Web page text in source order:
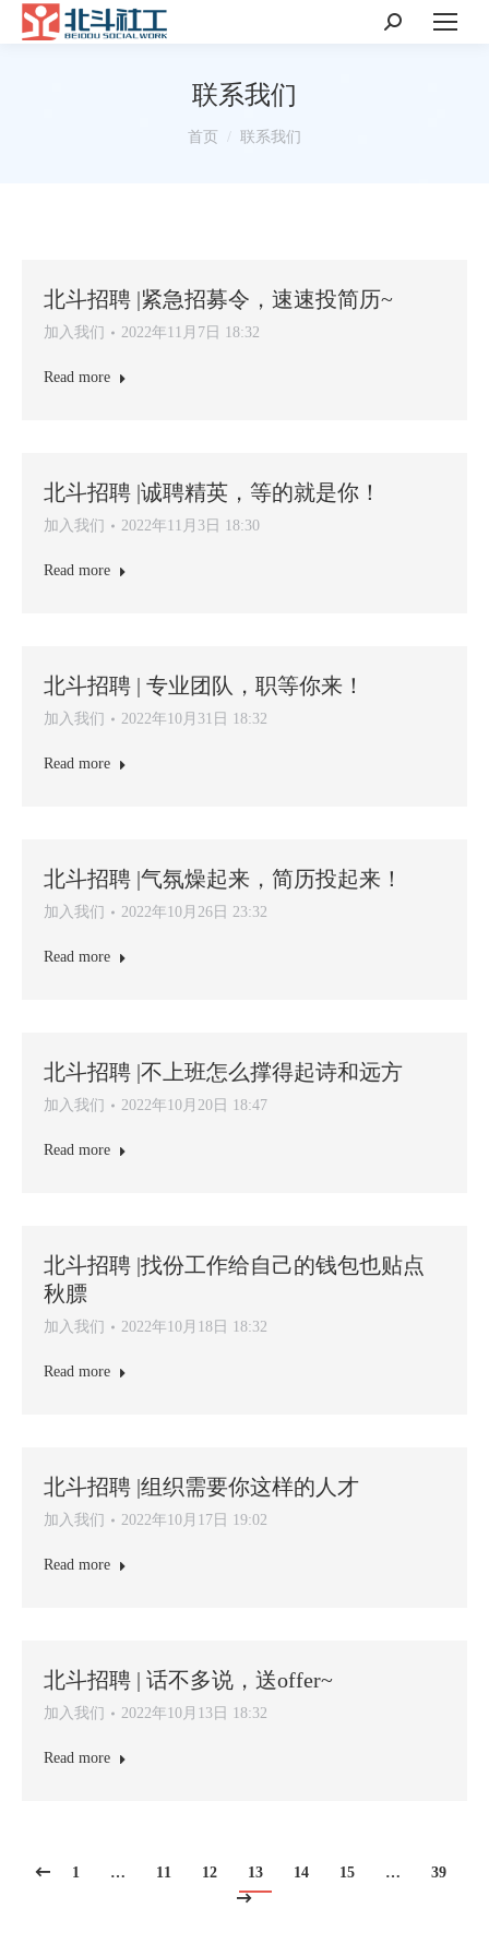
搜
联系我们
你在这里：
首页 联系我们
北斗招聘 |紧急招募令，速速投简历~
加入我们 2022年11月7日 18:32
Read more
北斗招聘 |诚聘精英，等的就是你！
加入我们 2022年11月3日 18:30
Read more
北斗招聘 | 专业团队，职等你来！
加入我们 2022年10月31日 18:32
Read more
北斗招聘 |气氛燥起来，简历投起来！
加入我们 2022年10月26日 23:32
Read more
北斗招聘 |不上班怎么撑得起诗和远方
加入我们 2022年10月20日 18:47
Read more
北斗招聘 |找份工作给自己的钱包也贴点
秋膘
加入我们 2022年10月18日 18:32
Read more
北斗招聘 |组织需要你这样的人才
加入我们 2022年10月17日 19:02
Read more
北斗招聘 | 话不多说，送offer~
加入我们 2022年10月13日 18:32
Read more
1 … 11 12 13 14 15 … 39